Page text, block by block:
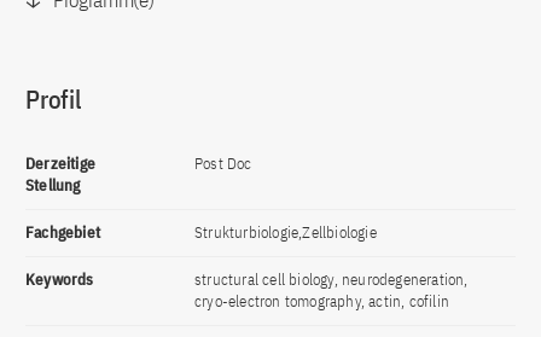
Profil
Derzeitige
Stellung
Post Doc
Fachgebiet Strukturbiologie,Zellbiologie
Keywords
structural cell biology, neurodegeneration,
cryo-electron tomography, actin, cofilin